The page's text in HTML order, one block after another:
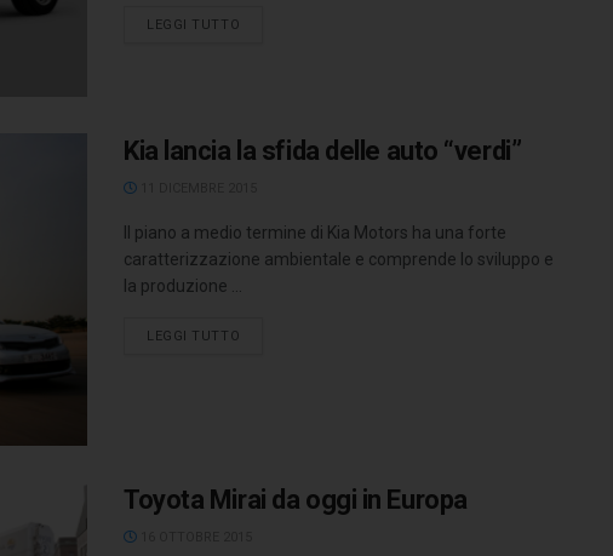
LEGGI TUTTO
Kia lancia la sfida delle auto “verdi”
Il piano a medio termine di Kia Motors ha una forte
caratterizzazione ambientale e comprende lo sviluppo e
la produzione ...
LEGGI TUTTO
Toyota Mirai da oggi in Europa